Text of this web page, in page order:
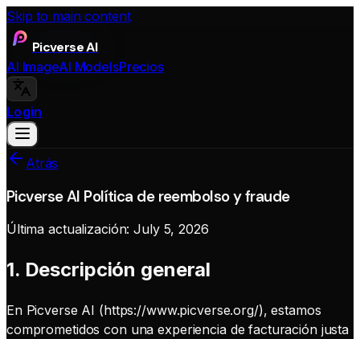
Skip to main content
Picverse AI
AI ImageAI ModelsPrecios
Login
Atrás
Picverse AI Política de reembolso y fraude
Última actualización: July 5, 2026
1. Descripción general
En Picverse AI (https://www.picverse.org/), estamos
comprometidos con una experiencia de facturación justa